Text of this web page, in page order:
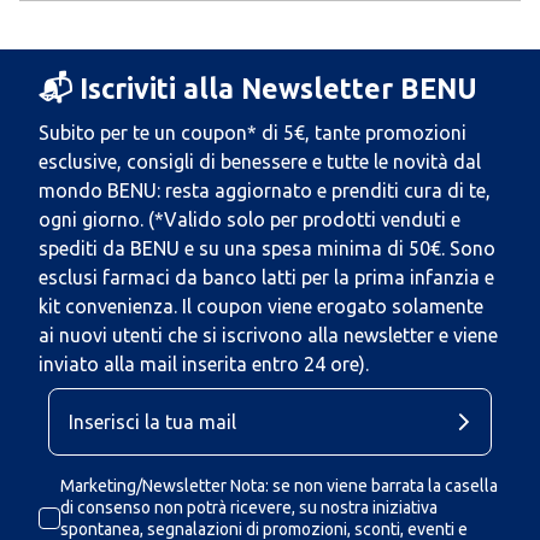
📬 Iscriviti alla Newsletter BENU
Subito per te un coupon* di 5€, tante promozioni
esclusive, consigli di benessere e tutte le novità dal
mondo BENU: resta aggiornato e prenditi cura di te,
ogni giorno. (*Valido solo per prodotti venduti e
spediti da BENU e su una spesa minima di 50€. Sono
esclusi farmaci da banco latti per la prima infanzia e
kit convenienza. Il coupon viene erogato solamente
ai nuovi utenti che si iscrivono alla newsletter e viene
inviato alla mail inserita entro 24 ore).
Marketing/Newsletter Nota: se non viene barrata la casella
di consenso non potrà ricevere, su nostra iniziativa
spontanea, segnalazioni di promozioni, sconti, eventi e